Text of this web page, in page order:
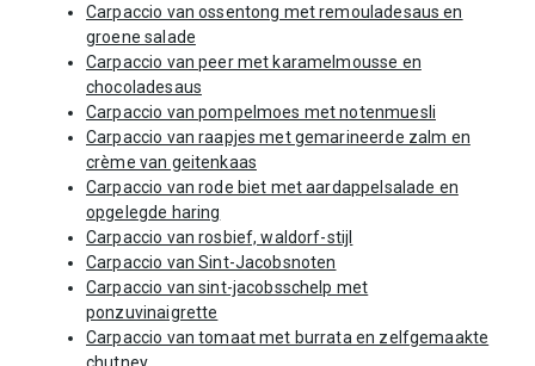
Carpaccio van ossentong met remouladesaus en
groene salade
Carpaccio van peer met karamelmousse en
chocoladesaus
Carpaccio van pompelmoes met notenmuesli
Carpaccio van raapjes met gemarineerde zalm en
crème van geitenkaas
Carpaccio van rode biet met aardappelsalade en
opgelegde haring
Carpaccio van rosbief, waldorf-stijl
Carpaccio van Sint-Jacobsnoten
Carpaccio van sint-jacobsschelp met
ponzuvinaigrette
Carpaccio van tomaat met burrata en zelfgemaakte